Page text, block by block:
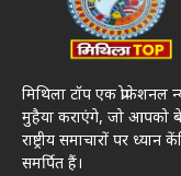
मिथिला टॉप एक
मुहैया कराएंगे, जो आपको
राष्ट्रीय समाचारों पर ध्यान
समर्पित हैं।